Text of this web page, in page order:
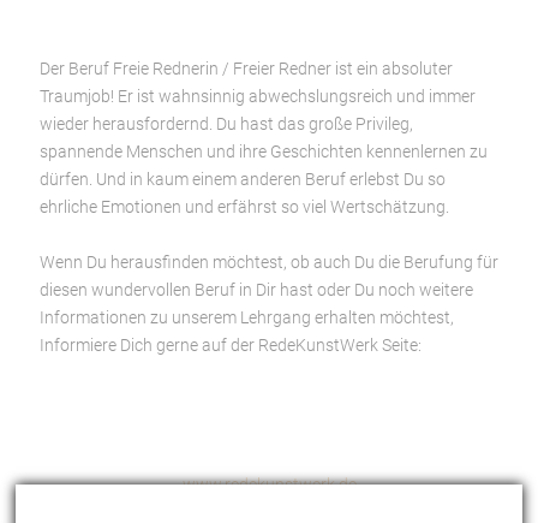
Der Beruf Freie Rednerin / Freier Redner ist ein absoluter
Traumjob! Er ist wahnsinnig abwechslungsreich und immer
wieder herausfordernd. Du hast das große Privileg,
spannende Menschen und ihre Geschichten kennenlernen zu
dürfen. Und in kaum einem anderen Beruf erlebst Du so
ehrliche Emotionen und erfährst so viel Wertschätzung.
Wenn Du herausfinden möchtest, ob auch Du die Berufung für
diesen wundervollen Beruf in Dir hast oder Du noch weitere
Informationen zu unserem Lehrgang erhalten möchtest,
Informiere Dich gerne auf der RedeKunstWerk Seite:
www.redekunstwerk.de